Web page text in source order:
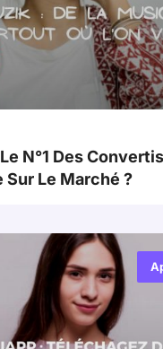
N°1 Des
Sur Le Marché ?